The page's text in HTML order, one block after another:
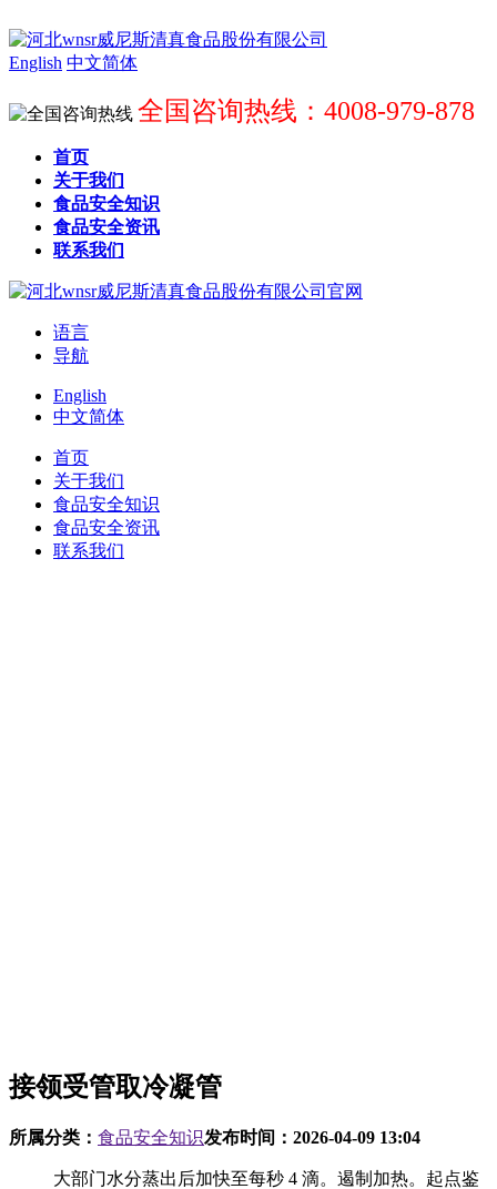
English 中文简体
全国咨询热线：4008-979-878
首页
关于我们
食品安全知识
食品安全资讯
联系我们
语言
导航
English
中文简体
首页
关于我们
食品安全知识
食品安全资讯
联系我们
接领受管取冷凝管
所属分类： 食品安全知识发布时间： 2026-04-09 13:04
大部门水分蒸出后加快至每秒 4 滴。遏制加热。起点鉴